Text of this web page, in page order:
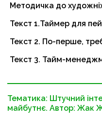
Методичка до
Текст 1.Таймер для
Текст 2. По-перше,
Текст 3. Тайм-
Тематика: Штучний
майбутнє. Автор: Жак